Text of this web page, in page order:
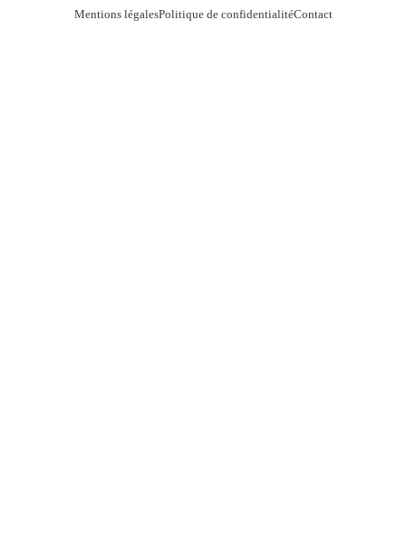
Mentions légalesPolitique de confidentialitéContact